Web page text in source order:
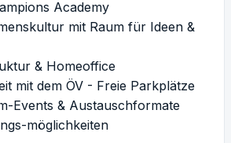
Academy
mit Raum für Ideen &
& Homeoffice
mit dem ÖV - Freie Parkplätze
Events & Austauschformate
möglichkeiten